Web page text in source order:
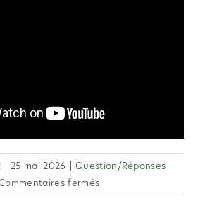
25 mai 2026
Question/Réponses
ferméssur
2.63